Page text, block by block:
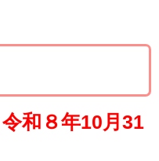
和８年10月31